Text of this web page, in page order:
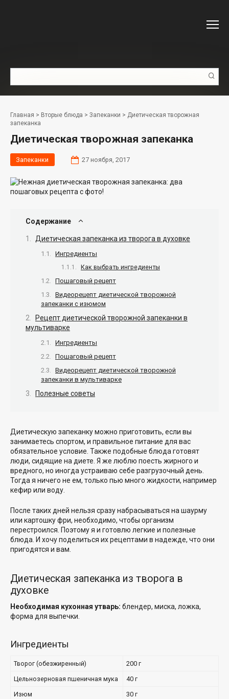
Главная > Вторые блюда > Запеканки > Диетическая творожная
запеканка
Диетическая творожная запеканка
Запеканки 27 ноября, 2017
Содержание
Диетическая запеканка из творога в духовке
Ингредиенты
Как выбрать ингредиенты
Пошаговый рецепт
Видеорецепт диетической творожной
запеканки с изюмом
Рецепт диетической творожной запеканки в
мультиварке
Ингредиенты
Пошаговый рецепт
Видеорецепт диетической творожной
запеканки в мультиварке
Полезные советы
Диетическую запеканку можно приготовить, если вы
занимаетесь спортом, и правильное питание для вас
обязательное условие. Также подобные блюда готовят
люди, сидящие на диете. Я же люблю поесть жирного и
вредного, но иногда устраиваю себе разгрузочный день.
Тогда я ничего не ем, только пью много жидкости, например
кефир или воду.
После таких дней нельзя сразу набрасываться на шаурму
или картошку фри, необходимо, чтобы организм
перестроился. Поэтому я и готовлю легкие и полезные
блюда. И хочу поделиться их рецептами в надежде, что они
пригодятся и вам.
Диетическая запеканка из творога в
духовке
Необходимая кухонная утварь: блендер, миска, ложка,
форма для выпечки.
Ингредиенты
Творог (обезжиренный)
200 г
Цельнозерновая пшеничная мука
40 г
Изюм
30 г